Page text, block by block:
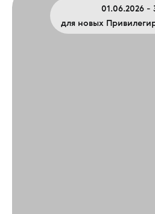
01.06.2026 -
для новых